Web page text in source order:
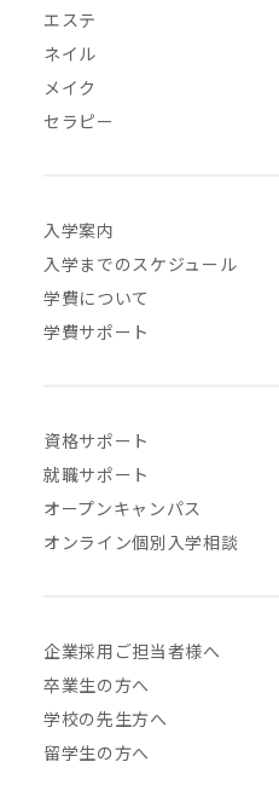
エステ
ネイル
メイク
セラピー
入学案内
入学までのスケジュール
学費について
学費サポート
資格サポート
就職サポート
オープンキャンパス
オンライン個別入学相談
企業採用ご担当者様へ
卒業生の方へ
学校の先生方へ
留学生の方へ